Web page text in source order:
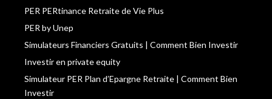
PER PERtinance Retraite de Vie Plus
PER by Unep
Simulateurs Financiers Gratuits | Comment Bien Investir
Investir en private equity
Simulateur PER Plan d’Epargne Retraite | Comment Bien
Investir